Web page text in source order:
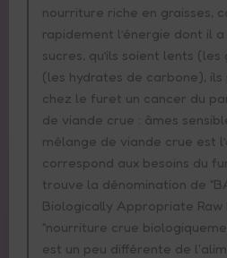
nourriture riche en graisses,
rapidement l’énergie dont il
sucres, qu’ils soient lents
(les hydrates de carbone),
chez le furet un cancer du
de viande crue : âmes
mélange de viande crue est
correspond aux besoins du
trouve la dénomination de
Biologically Appropriate Raw
“nourriture crue
est un peu différente de